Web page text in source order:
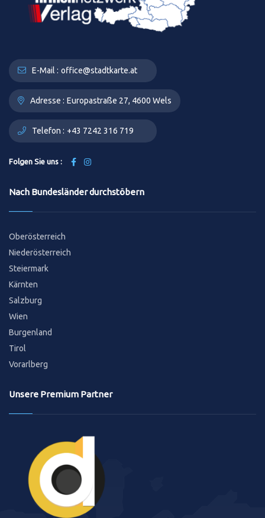
E-Mail : office@stadtkarte.at
Adresse : Europastraße 27, 4600 Wels
Telefon : +43 7242 316 719
Folgen Sie uns :
Nach Bundesländer durchstöbern
Oberösterreich
Niederösterreich
Steiermark
Kärnten
Salzburg
Wien
Burgenland
Tirol
Vorarlberg
Unsere Premium Partner